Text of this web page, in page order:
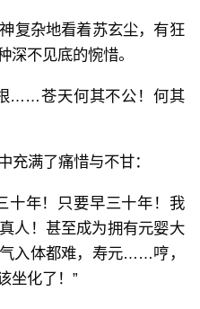
复杂地看着苏玄尘，有狂
深不见底的惋惜。
……苍天何其不公！何其
充满了痛惜与不甘：
年！只要早三十年！我
人！甚至成为拥有元婴大
入体都难，寿元……哼，
坐化了！”